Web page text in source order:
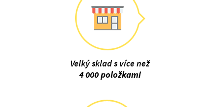
Velký sklad s více než
4 000 položkami